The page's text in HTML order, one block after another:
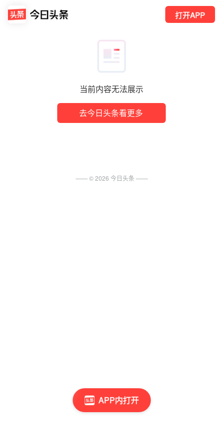
当前内容无法展示
去今日头条看更多
打开APP
APP内打开
—— ©2026 今日头条 ——